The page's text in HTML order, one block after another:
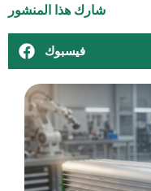
شارك هذا المنشور
فيسبوك